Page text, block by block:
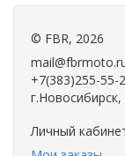
© FBR, 2026
+7(383)255-55-
Личный